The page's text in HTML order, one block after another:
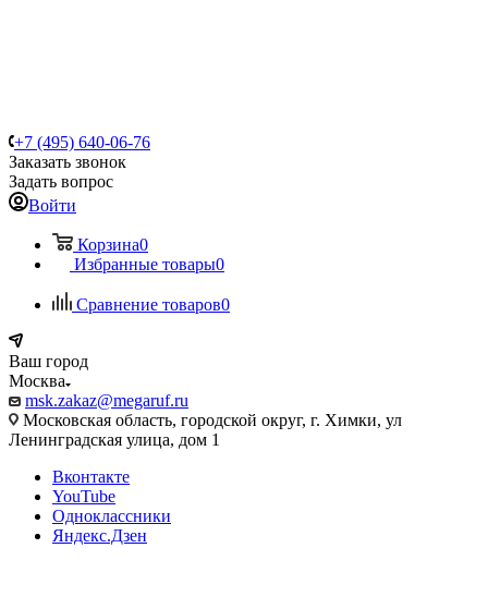
+7 (495) 640-06-76
Заказать звонок
Задать вопрос
Войти
Корзина0
Избранные товары0
Сравнение товаров0
Ваш город
Москва
msk.zakaz@megaruf.ru
Московская область, городской округ, г. Химки, ул
Ленинградская улица, дом 1
Вконтакте
YouTube
Одноклассники
Яндекс.Дзен